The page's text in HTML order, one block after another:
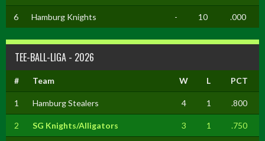
6 Hamburg Knights - 10 .000
TEE-BALL-LIGA - 2026
# Team W L PCT
1 Hamburg Stealers 4 1 .800
2 SG Knights/Alligators 3 1 .750